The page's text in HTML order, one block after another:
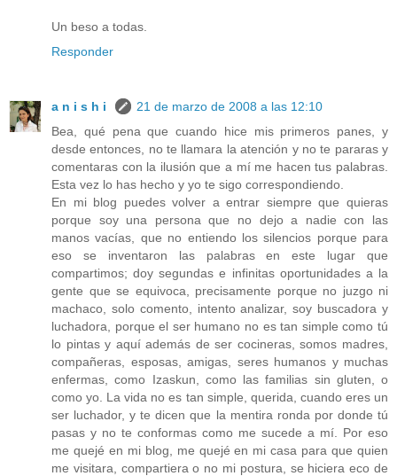
Un beso a todas.
Responder
a n i s h i
21 de marzo de 2008 a las 12:10
Bea, qué pena que cuando hice mis primeros panes, y
desde entonces, no te llamara la atención y no te pararas y
comentaras con la ilusión que a mí me hacen tus palabras.
Esta vez lo has hecho y yo te sigo correspondiendo.
En mi blog puedes volver a entrar siempre que quieras
porque soy una persona que no dejo a nadie con las
manos vacías, que no entiendo los silencios porque para
eso se inventaron las palabras en este lugar que
compartimos; doy segundas e infinitas oportunidades a la
gente que se equivoca, precisamente porque no juzgo ni
machaco, solo comento, intento analizar, soy buscadora y
luchadora, porque el ser humano no es tan simple como tú
lo pintas y aquí además de ser cocineras, somos madres,
compañeras, esposas, amigas, seres humanos y muchas
enfermas, como Izaskun, como las familias sin gluten, o
como yo. La vida no es tan simple, querida, cuando eres un
ser luchador, y te dicen que la mentira ronda por donde tú
pasas y no te conformas como me sucede a mí. Por eso
me quejé en mi blog, me quejé en mi casa para que quien
me visitara, compartiera o no mi postura, se hiciera eco de